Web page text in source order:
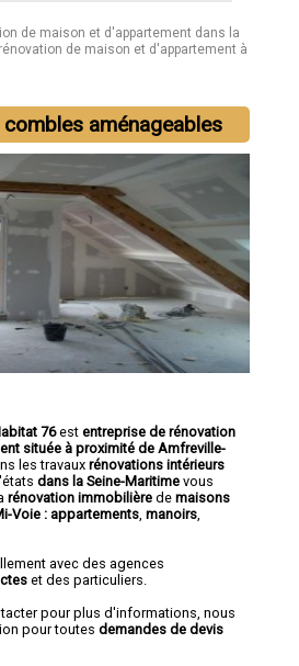
de maison et d'appartement dans la
de maison et d'appartement à
aménageables
76est entreprise de rénovation
située à proximité de Amfreville-
les travaux rénovations intérieurs
dans la Seine-Maritime vous
rénovation immobilière de maisons
Voie : appartements manoirs
avec des agences
et des particuliers.
pour plus d'informations, nous
pour toutes demandes de devis